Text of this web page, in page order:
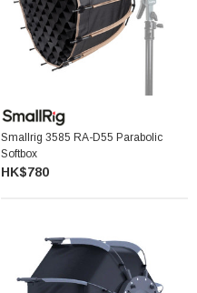
Smallrig 3585 RA-D55 Parabolic
Softbox
HK$780